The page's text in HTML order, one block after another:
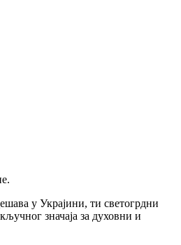
у Украјини, ти светогрдни
значаја за духовни и